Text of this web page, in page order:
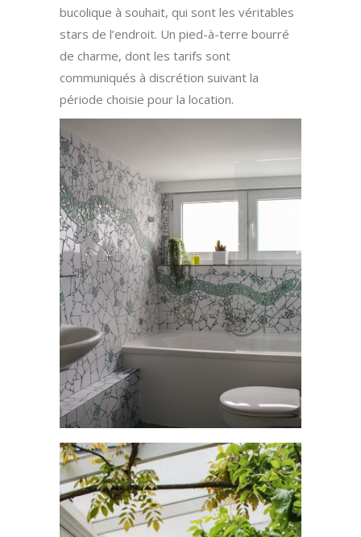
bucolique à souhait, qui sont les véritables
stars de l’endroit. Un pied-à-terre bourré
de charme, dont les tarifs sont
communiqués à discrétion suivant la
période choisie pour la location.